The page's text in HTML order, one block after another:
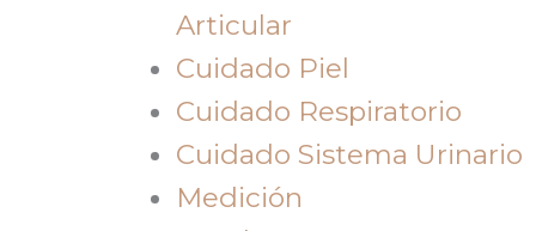
Articular
Cuidado Piel
Cuidado Respiratorio
Cuidado Sistema Urinario
Medición